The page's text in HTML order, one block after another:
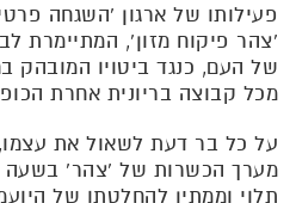
פעילותו של ארגון 'השגחה
'צהר פיקוח מזון', המתיימרת
של העם, כנגד ביטויו המובהק
מכל קבוצה בריונית אחרת
על כל בר דעת לשאול את
מערך הכשרות של 'צהר' בשעה
תלוי וממתין להחלטתו של